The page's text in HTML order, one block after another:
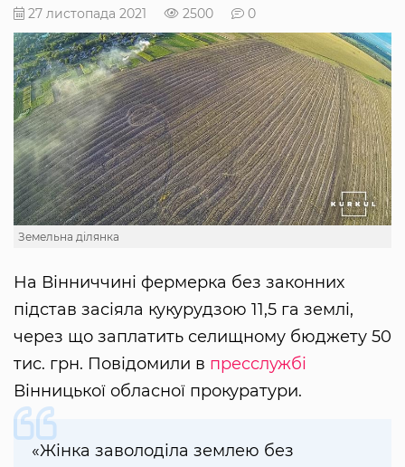
27 листопада 2021 2500 0
Земельна ділянка
На Вінниччині фермерка без законних
підстав засіяла кукурудзою 11,5 га землі,
через що заплатить селищному бюджету 50
тис. грн. Повідомили в пресслужбі
Вінницької обласної прокуратури.
«Жінка заволоділа землею без